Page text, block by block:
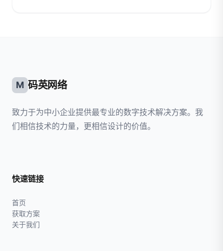
M 码英网络
致力于为中小企业提供最专业的数字技术解决方案。我
们相信技术的力量，更相信设计的价值。
快速链接
首页
获取方案
关于我们